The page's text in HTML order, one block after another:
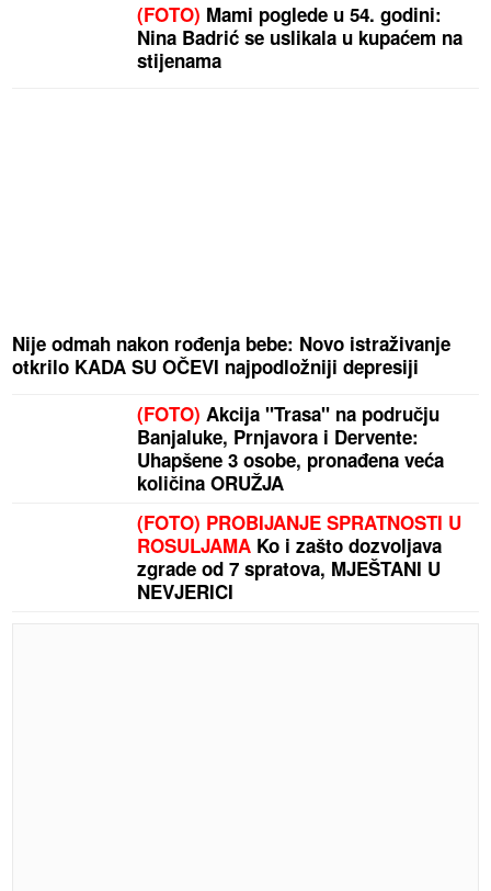
(FOTO) Mami poglede u 54. godini:
Nina Badrić se uslikala u kupaćem na
stijenama
Nije odmah nakon rođenja bebe: Novo istraživanje
otkrilo KADA SU OČEVI najpodložniji depresiji
(FOTO) Akcija "Trasa" na području
Banjaluke, Prnjavora i Dervente:
Uhapšene 3 osobe, pronađena veća
količina ORUŽJA
(FOTO) PROBIJANJE SPRATNOSTI U
ROSULJAMA Ko i zašto dozvoljava
zgrade od 7 spratova, MJEŠTANI U
NEVJERICI